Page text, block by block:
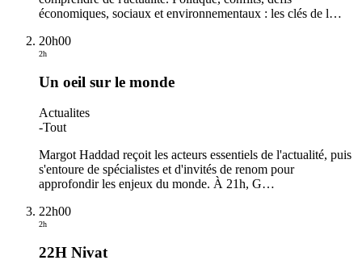
économiques, sociaux et environnementaux : les clés de l…
20h00
2h
Un oeil sur le monde
Actualites
-Tout
Margot Haddad reçoit les acteurs essentiels de l'actualité, puis
s'entoure de spécialistes et d'invités de renom pour
approfondir les enjeux du monde. À 21h, G…
22h00
2h
22H Nivat